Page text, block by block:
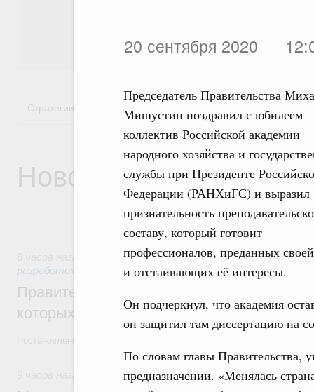
20 сентября 2020
Председатель Правительства
Мишустин поздравил с юбилеем
коллектив Российской академии
народного хозяйства и
службы при Президенте
Федерации (РАНХиГС) и выразил
признательность
составу, который готовит
профессионалов, преданных
и отстаивающих её интересы.
Он подчеркнул, что академия
он защитил там диссертацию на
По словам главы Правительства,
предназначении. «Менялась
Общество
Государство
Стратегии Государственные программы
Новости
Государственная политика в сфере
разработок
Правительство расширило перечень
которых освобождаются от НДФЛ
Отрасль информационных технологий